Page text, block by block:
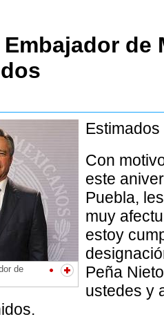
de
de
Con
este
Puebla,
muy
estoy
Peña
ustedes y